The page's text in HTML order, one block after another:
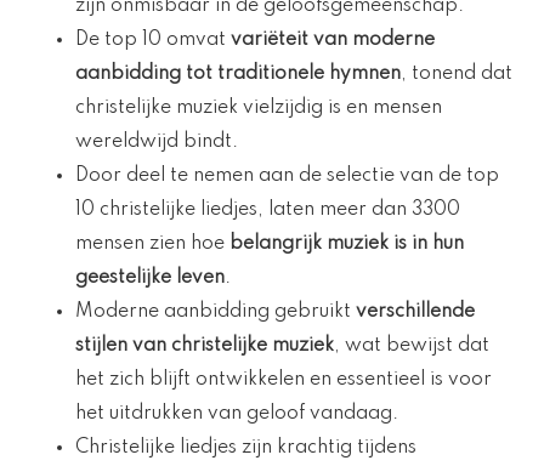
zijn onmisbaar in de geloofsgemeenschap.
De top 10 omvat variëteit van moderne
aanbidding tot traditionele hymnen, tonend dat
christelijke muziek vielzijdig is en mensen
wereldwijd bindt.
Door deel te nemen aan de selectie van de top
10 christelijke liedjes, laten meer dan 3300
mensen zien hoe belangrijk muziek is in hun
geestelijke leven.
Moderne aanbidding gebruikt verschillende
stijlen van christelijke muziek, wat bewijst dat
het zich blijft ontwikkelen en essentieel is voor
het uitdrukken van geloof vandaag.
Christelijke liedjes zijn krachtig tijdens